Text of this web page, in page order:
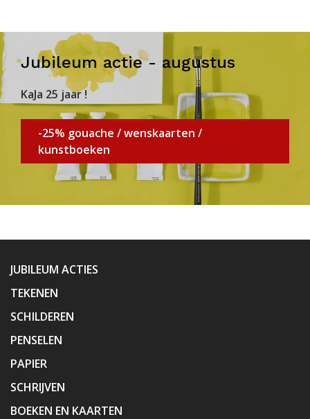
Jubileum actie - augustus
KaJa 25 jaar !
-25% gouache / wenskaarten /
kunstboeken
JUBILEUM ACTIES
TEKENEN
SCHILDEREN
PENSELEN
PAPIER
SCHRIJVEN
BOEKEN EN KAARTEN